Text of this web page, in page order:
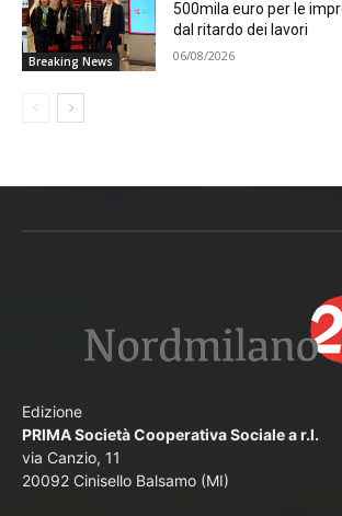
Breaking News
500mila euro per le
dal ritardo dei lavori
06/08/2026
Edizione
PRIMA Società Cooperativa Sociale a r.l.
via Canzio, 11
20092 Cinisello Balsamo (MI)